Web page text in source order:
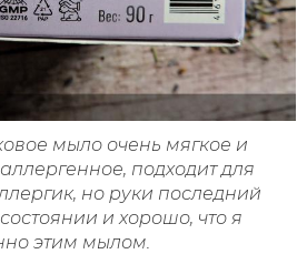
мыло очень мягкое и
подходит для
но руки последний
и хорошо, что я
этим мылом.